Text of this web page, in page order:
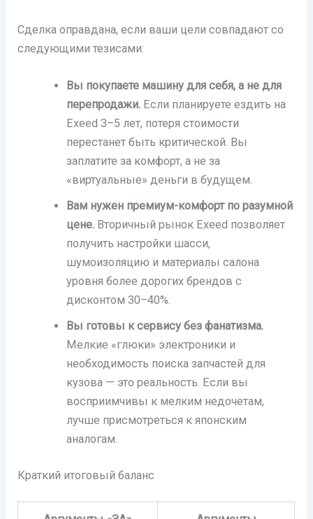
Сделка оправдана, если ваши цели совпадают со
следующими тезисами:
Вы покупаете машину для себя, а не для
перепродажи.Если планируете ездить на
Exeed 3–5 лет, потеря стоимости
перестанет быть критической. Вы
заплатите за комфорт, а не за
«виртуальные» деньги в будущем.
Вам нужен премиум-комфорт по разумной
цене.Вторичный рынок Exeed позволяет
получить настройки шасси,
шумоизоляцию и материалы салона
уровня более дорогих брендов с
дисконтом 30–40%.
Вы готовы к сервису без фанатизма.
Мелкие «глюки» электроники и
необходимость поиска запчастей для
кузова — это реальность. Если вы
восприимчивы к мелким недочетам,
лучше присмотреться к японским
аналогам.
Краткий итоговый баланс